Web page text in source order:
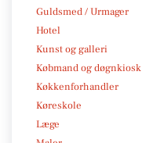
Guldsmed / Urmager
Hotel
Kunst og galleri
Købmand og døgnkiosk
Køkkenforhandler
Køreskole
Læge